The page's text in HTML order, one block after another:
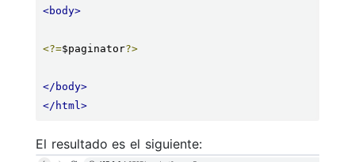
<body>
<?=$paginator?>
</body>
</html>
El resultado es el siguiente: